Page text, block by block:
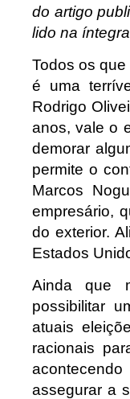
do artigo
lido na íntegra
Todos os
é uma
Rodrigo
anos, vale o
demorar
permite o
Marcos
empresário,
do exterior.
Estados
Ainda que
possibilitar
atuais
racionais
assegurar a